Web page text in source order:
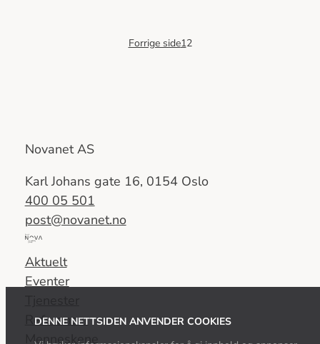
DENNE NETTSIDEN ANVENDER COOKIES
Forrige side12
Novanet AS
Karl Johans gate 16, 0154 Oslo
400 05 501
post@novanet.no
Del
av
Nova
Group
Aktuelt
Eventer
Referanser
Menneskene